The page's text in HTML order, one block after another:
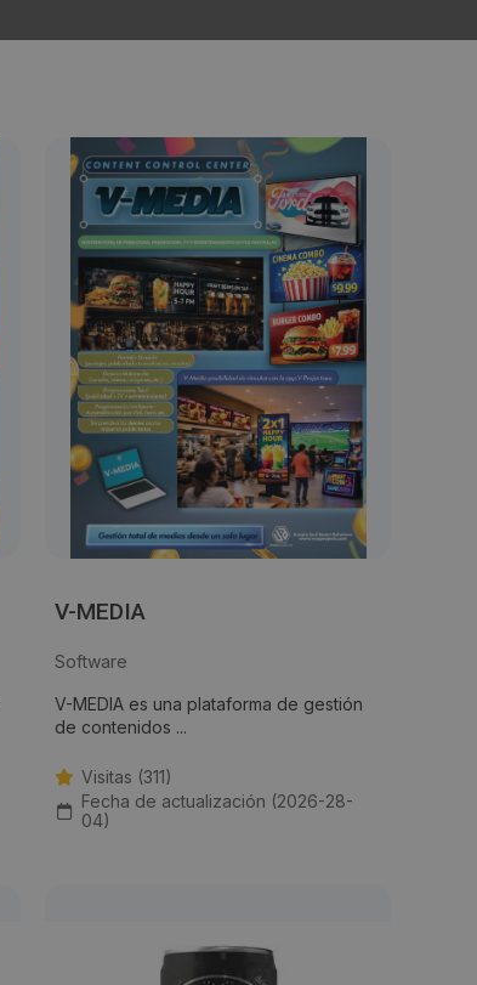
V-MEDIA
Software
V-MEDIA es una plataforma de gestión
de contenidos ...
Visitas (311)
Fecha de actualización (2026-28-
04)